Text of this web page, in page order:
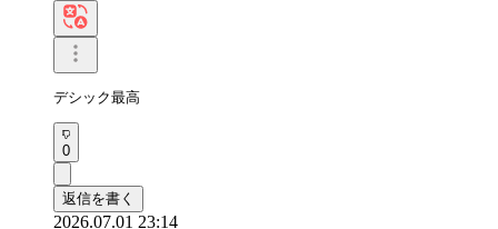
デシック最高
0
返信を書く
2026.07.01 23:14